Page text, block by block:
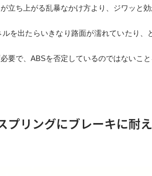
立ち上がる乱暴なかけ方より、ジワッと
を出たらいきなり路面が濡れていたり
要で、ABSを否定しているのではないこと
プリングにブレーキに耐